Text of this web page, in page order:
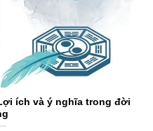
ích và ý nghĩa trong đời